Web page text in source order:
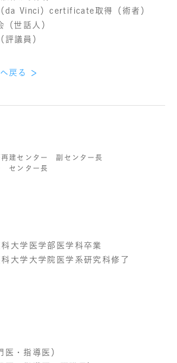
da Vinci）certificate取得（術者）
（世話人）
評議員）
戻る
再建センター 副センター長
センター長
大学医学部医学科卒業
大学大学院医学系研究科修了
医・指導医）